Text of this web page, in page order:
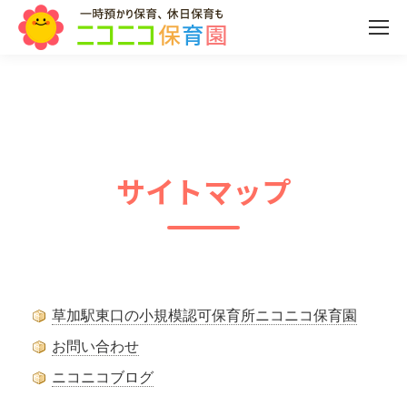
サイトマップ
草加駅東口の小規模認可保育所ニコニコ保育園
お問い合わせ
ニコニコブログ